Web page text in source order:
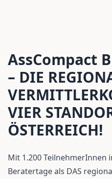
AssCompact
– DIE
VIER
ÖSTERREICH!
Mit 1.200 TeilnehmerInnen
Beratertage als DAS